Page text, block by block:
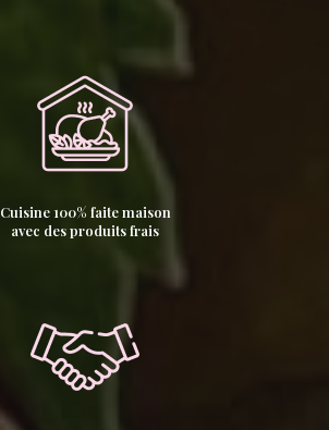
Cuisine 100% faite maison
avec des produits frais